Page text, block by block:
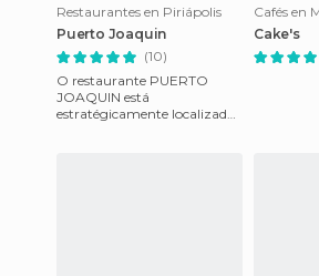
Restaurantes en Piriápolis
Puerto Joaquin
(10)
O restaurante PUERTO
JOAQUIN está
estratégicamente localizado
Cafés en
Cake's